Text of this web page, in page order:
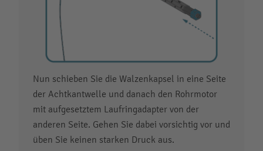
Nun schieben Sie die Walzenkapsel in eine Seite
der Achtkantwelle und danach den Rohrmotor
mit aufgesetztem Laufringadapter von der
anderen Seite. Gehen Sie dabei vorsichtig vor und
üben Sie keinen starken Druck aus.